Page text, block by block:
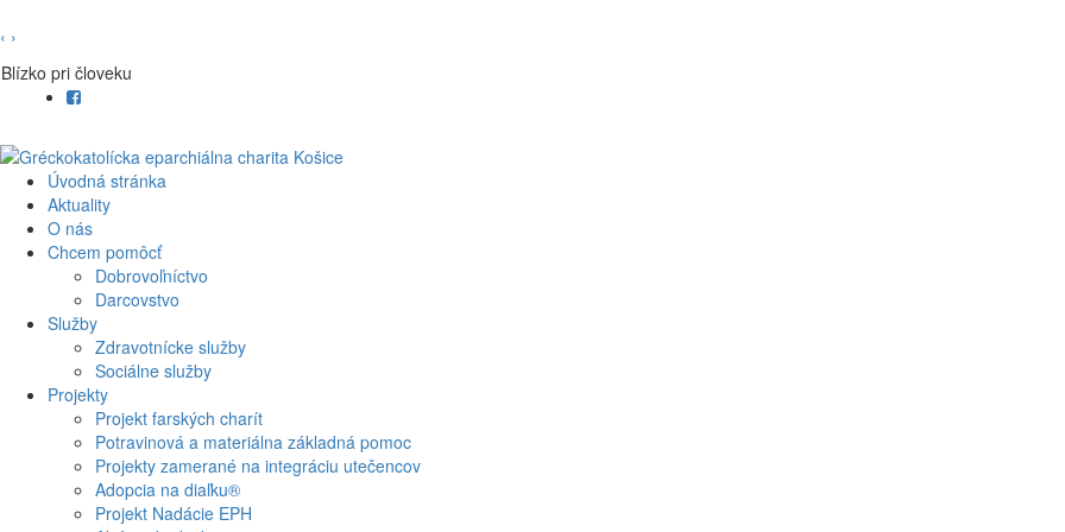
‹ ›
Blízko pri človeku
Úvodná stránka
Aktuality
O nás
Chcem pomôcť
Dobrovoľníctvo
Darcovstvo
Služby
Zdravotnícke služby
Sociálne služby
Projekty
Projekt farských charít
Potravinová a materiálna základná pomoc
Projekty zamerané na integráciu utečencov
Adopcia na diaľku®
Projekt Nadácie EPH